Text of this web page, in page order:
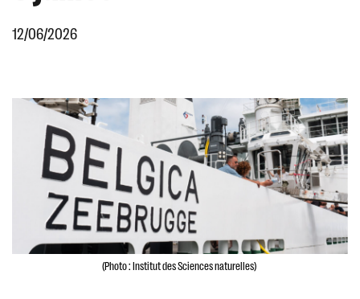
12/06/2026
(Photo : Institut des Sciences naturelles)